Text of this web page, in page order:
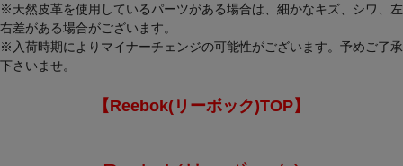
※天然皮革を使用しているパーツがある場合は、細かなキズ、シワ、左
右差がある場合がございます。
※入荷時期によりマイナーチェンジの可能性がございます。予めご了承
下さいませ。
【Reebok(リーボック)TOP】